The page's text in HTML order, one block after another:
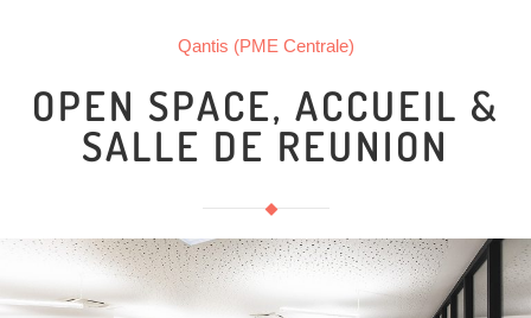
Qantis (PME Centrale)
OPEN SPACE, ACCUEIL &
SALLE DE REUNION